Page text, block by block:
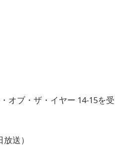
オブ・ザ・イヤー 14-15を
送）